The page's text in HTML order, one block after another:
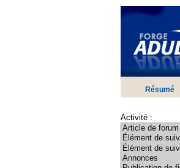
Résumé
Activité :